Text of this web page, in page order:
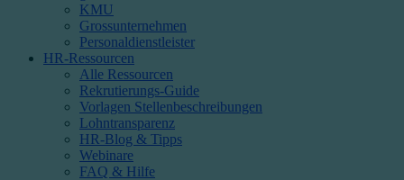
KMU
Grossunternehmen
Personaldienstleister
HR-Ressourcen
Alle Ressourcen
Rekrutierungs-Guide
Vorlagen Stellenbeschreibungen
Lohntransparenz
HR-Blog & Tipps
Webinare
FAQ & Hilfe